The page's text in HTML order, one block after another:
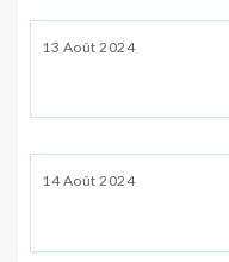
13 Août 2024
14 Août 2024